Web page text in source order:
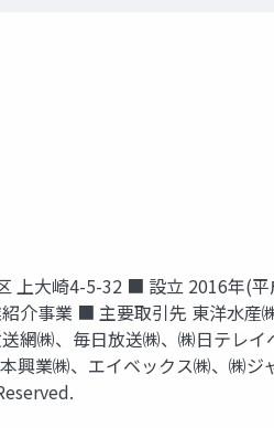
大崎4-5-32 ■ 設立 2016年(
介事業 ■ 主要取引先 東洋水産
㈱、毎日放送㈱、㈱日テレ
興業㈱、エイベックス㈱、㈱